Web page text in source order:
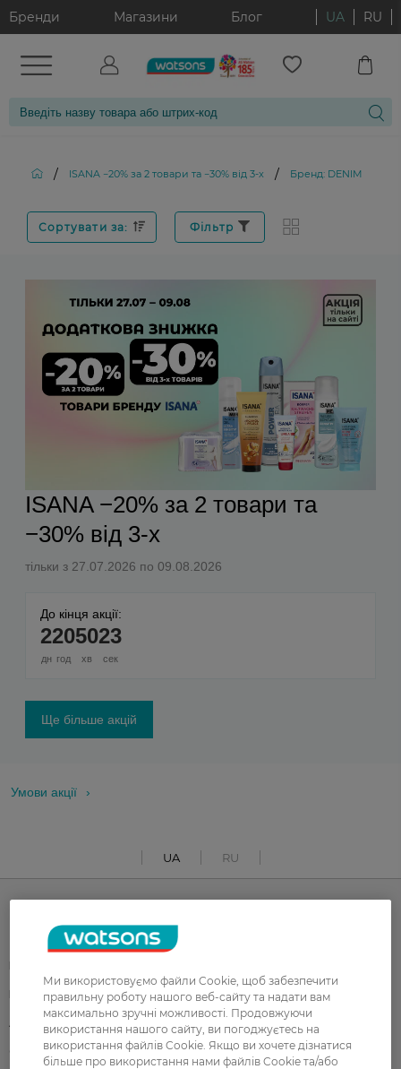
Бренди Магазини Блог UA RU
/ ISANA −20% за 2 товари та −30% від 3-х / Бренд: DENIM
Сортувати за: Фільтр
ISANA −20% за 2 товари та
−30% від 3-х
тільки з 27.07.2026 по 09.08.2026
До кінця акції:
2
дн
20
год
50
хв
23
сек
Ще більше акцій
Умови акції
UA RU
Каталог
Парфуми Здоров'я
Акції
Обличчя Тіло
Ми використовуємо файли Cookie, щоб забезпечити
правильну роботу нашого веб-сайту та надати вам
максимально зручні можливості. Продовжуючи
використання нашого сайту, ви погоджуєтесь на
використання файлів Cookie. Якщо ви хочете дізнатися
більше про використання нами файлів Cookie та/або